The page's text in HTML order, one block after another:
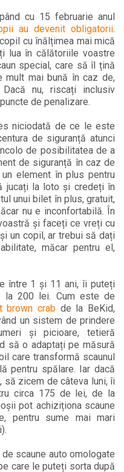
cu 15 februarie anul
au devenit obligatorii.
cu înălțimea mai mică
lua în călătoriile voastre
special, care să îl țină
mai bună în caz de,
nu, riscați inclusiv
de penalizare.
niciodată de ce le este
de siguranță atunci
de posibilitatea de a
de siguranță în caz de
element în plus pentru
jucați la loto și credeți în
unui bilet în plus, gratuit,
nu e inconfortabilă. În
și faceți ce vreți cu
un copil, ar trebui să dați
măcar pentru el,
între 1 și 11 ani, îi puteți
la 200 lei. Cum este de
brown crab de la BeKid,
un sistem de prindere
și picioare, tetieră
să o adaptați pe măsură
care transformă scaunul
pentru spălare. Iar dacă
zicem de câteva luni, îi
circa 175 de lei, de la
pot achiziționa scaune
pentru sume mai mari
scaune auto omologate
care le puteți sorta după